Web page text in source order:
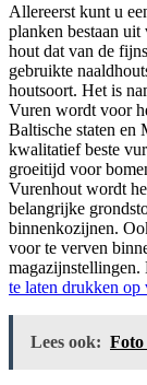
Allereerst kunt u
planken bestaan
hout dat van de
gebruikte
houtsoort. Het is
Vuren wordt voor
Baltische staten en
kwalitatief beste
groeitijd voor
Vurenhout wordt
belangrijke
binnenkozijnen.
voor te verven
te laten drukken op
Lees ook: Foto